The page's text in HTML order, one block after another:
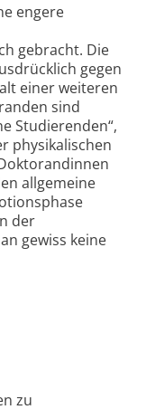
engere
gebracht. Die
gegen
einer weiteren
sind
Studierenden“,
physikalischen
allgemeine
der
gewiss keine
zu